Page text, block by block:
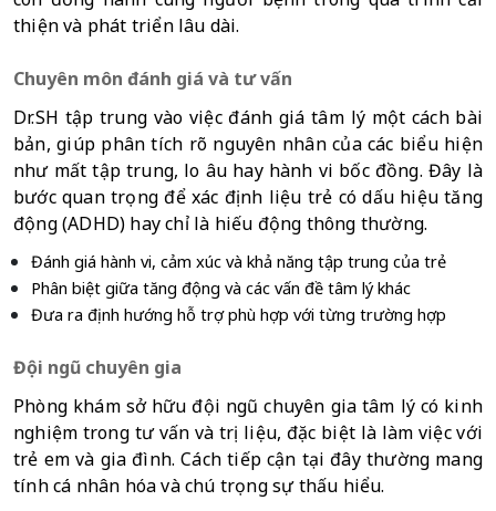
thiện và phát triển lâu dài.
Chuyên môn đánh giá và tư vấn
Dr.SH tập trung vào việc đánh giá tâm lý một cách bài
bản, giúp phân tích rõ nguyên nhân của các biểu hiện
như mất tập trung, lo âu hay hành vi bốc đồng. Đây là
bước quan trọng để xác định liệu trẻ có dấu hiệu tăng
động (ADHD) hay chỉ là hiếu động thông thường.
Đánh giá hành vi, cảm xúc và khả năng tập trung của trẻ
Phân biệt giữa tăng động và các vấn đề tâm lý khác
Đưa ra định hướng hỗ trợ phù hợp với từng trường hợp
Đội ngũ chuyên gia
Phòng khám sở hữu đội ngũ chuyên gia tâm lý có kinh
nghiệm trong tư vấn và trị liệu, đặc biệt là làm việc với
trẻ em và gia đình. Cách tiếp cận tại đây thường mang
tính cá nhân hóa và chú trọng sự thấu hiểu.